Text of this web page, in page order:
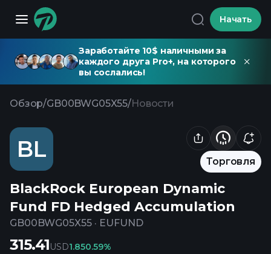
Начать
Заработайте 10$ наличными за
каждого друга Pro+, на которого
вы сослались!
Обзор/GB00BWG05X55/Новости
BL Торговля
BlackRock European Dynamic
Fund FD Hedged Accumulation
GB00BWG05X55 · EUFUND
315.41USD1.850.59%